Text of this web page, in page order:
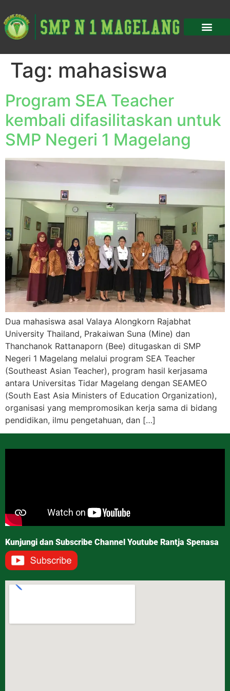
Tag: mahasiswa
Program SEA Teacher
kembali difasilitaskan untuk
SMP Negeri 1 Magelang
Dua mahasiswa asal Valaya Alongkorn Rajabhat
University Thailand, Prakaiwan Suna (Mine) dan
Thanchanok Rattanaporn (Bee) ditugaskan di SMP
Negeri 1 Magelang melalui program SEA Teacher
(Southeast Asian Teacher), program hasil kerjasama
antara Universitas Tidar Magelang dengan SEAMEO
(South East Asia Ministers of Education Organization),
organisasi yang mempromosikan kerja sama di bidang
pendidikan, ilmu pengetahuan, dan […]
Kunjungi dan Subscribe Channel Youtube Rantja Spenasa